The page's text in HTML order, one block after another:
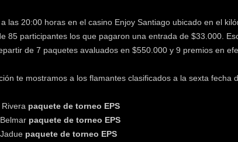
las 20:00 horas en el casino Enjoy Santiago ubicado en el
85 participantes los que pagaron una entrada de $33.000.
de 7 paquetes avaluados en $550.000 y 9 premios en
te mostramos a los flamantes clasificados a la sexta fecha
paquete de torneo EPS
paquete de torneo EPS
paquete de torneo EPS